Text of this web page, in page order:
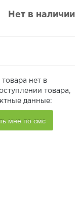
Нет в наличии
нет в
товара,
данные: